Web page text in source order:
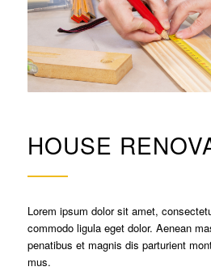
HOUSE
Lorem ipsum dolor sit amet,
commodo ligula eget dolor. Aenean
penatibus et magnis dis parturient
mus.